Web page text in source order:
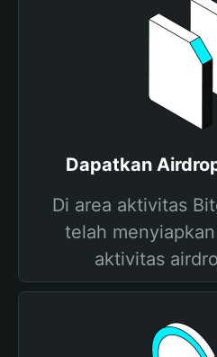
Dapatkan
Di area aktivitas
telah
aktivitas